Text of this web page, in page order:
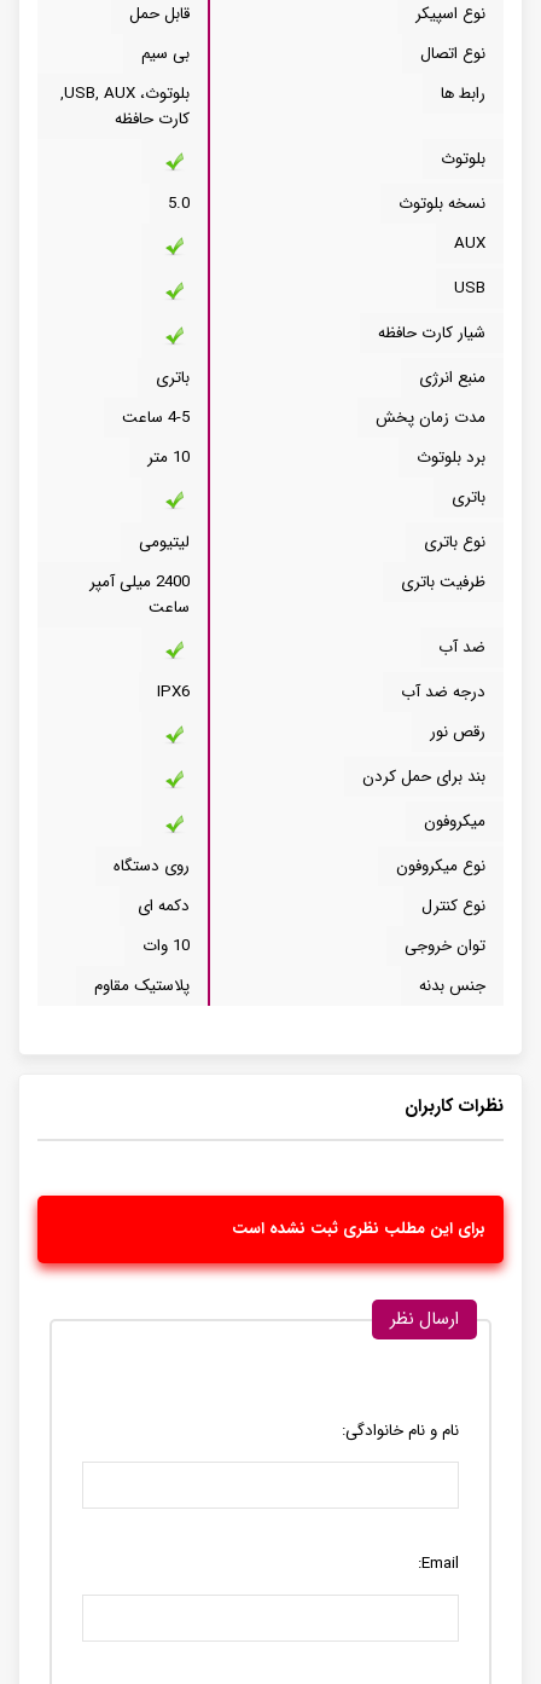
نوع اسپیکر
قابل حمل
نوع اتصال
بی سیم
رابط ها
بلوتوث، USB, AUX,
کارت حافظه
بلوتوث
نسخه بلوتوث
5.0
AUX
USB
شیار کارت حافظه
منبع انرژی
باتری
مدت زمان پخش
4-5 ساعت
برد بلوتوث
10 متر
باتری
نوع باتری
لیتیومی
ظرفیت باتری
2400 میلی آمپر
ساعت
ضد آب
درجه ضد آب
IPX6
رقص نور
بند برای حمل کردن
میکروفون
نوع میکروفون
روی دستگاه
نوع کنترل
دکمه ای
توان خروجی
10 وات
جنس بدنه
پلاستیک مقاوم
نظرات کاربران
برای این مطلب نظری ثبت نشده است
ارسال نظر
نام و نام خانوادگی:
Email: